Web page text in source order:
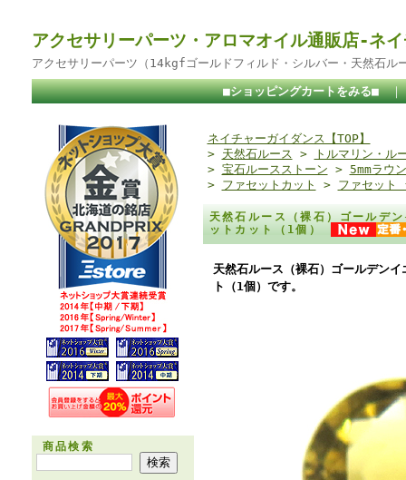
アクセサリーパーツ・アロマオイル通販店-ネ
アクセサリーパーツ（14kgfゴールドフィルド・シルバー・天然石ル
■ショッピングカートをみる■
商品検索
ネイチャーガイダンス【TOP】
> 天然石ルース >
トルマリン・ル
> 宝石ルースストーン > 5mmラウ
> ファセットカット > ファセット
天然石ルース（裸石）ゴールデ
ットカット（1個）
天然石ルース（裸石）ゴールデン
ト（1個）です。